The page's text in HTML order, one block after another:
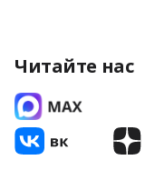
Читайте нас